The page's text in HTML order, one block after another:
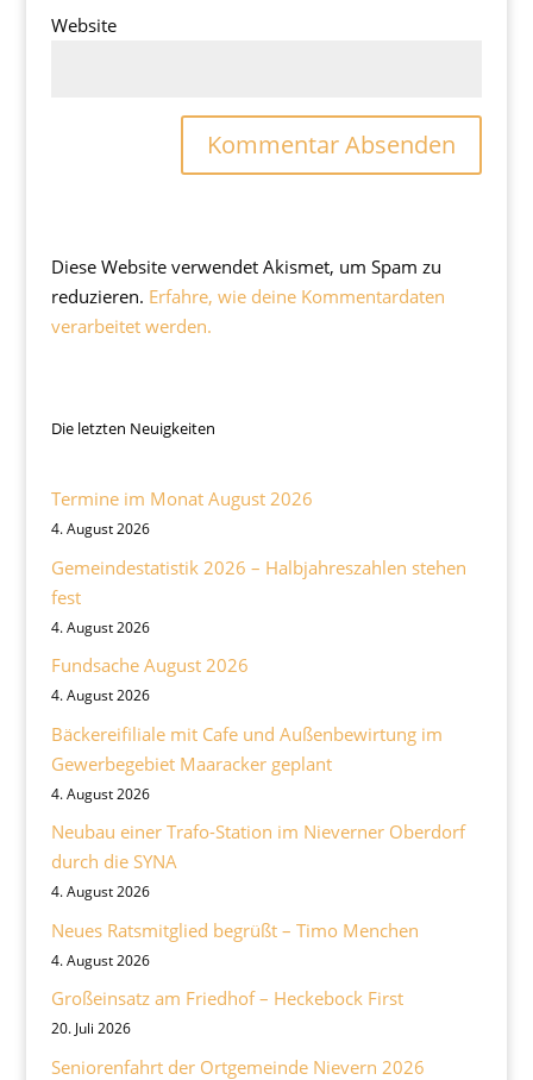
Website
Diese Website verwendet Akismet, um Spam zu
reduzieren. Erfahre, wie deine Kommentardaten
verarbeitet werden.
Die letzten Neuigkeiten
Termine im Monat August 2026
4. August 2026
Gemeindestatistik 2026 – Halbjahreszahlen stehen
fest
4. August 2026
Fundsache August 2026
4. August 2026
Bäckereifiliale mit Cafe und Außenbewirtung im
Gewerbegebiet Maaracker geplant
4. August 2026
Neubau einer Trafo-Station im Nieverner Oberdorf
durch die SYNA
4. August 2026
Neues Ratsmitglied begrüßt – Timo Menchen
4. August 2026
Großeinsatz am Friedhof – Heckebock First
20. Juli 2026
Seniorenfahrt der Ortgemeinde Nievern 2026